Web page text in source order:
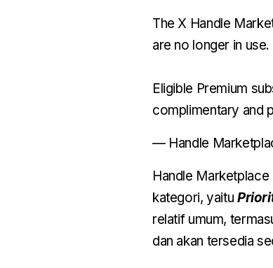
The X Handle
are no longer in use.
Eligible Premium
complimentary and
— Handle
Handle Marketplace
kategori, yaitu
relatif umum,
dan akan tersedia